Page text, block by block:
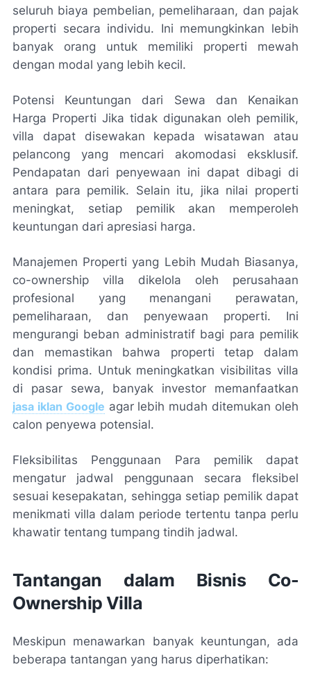
seluruh biaya pembelian, pemeliharaan, dan pajak
properti secara individu. Ini memungkinkan lebih
banyak orang untuk memiliki properti mewah
dengan modal yang lebih kecil.
Potensi Keuntungan dari Sewa dan Kenaikan
Harga Properti Jika tidak digunakan oleh pemilik,
villa dapat disewakan kepada wisatawan atau
pelancong yang mencari akomodasi eksklusif.
Pendapatan dari penyewaan ini dapat dibagi di
antara para pemilik. Selain itu, jika nilai properti
meningkat, setiap pemilik akan memperoleh
keuntungan dari apresiasi harga.
Manajemen Properti yang Lebih Mudah Biasanya,
co-ownership villa dikelola oleh perusahaan
profesional yang menangani perawatan,
pemeliharaan, dan penyewaan properti. Ini
mengurangi beban administratif bagi para pemilik
dan memastikan bahwa properti tetap dalam
kondisi prima. Untuk meningkatkan visibilitas villa
di pasar sewa, banyak investor memanfaatkan
jasa iklan Google agar lebih mudah ditemukan oleh
calon penyewa potensial.
Fleksibilitas Penggunaan Para pemilik dapat
mengatur jadwal penggunaan secara fleksibel
sesuai kesepakatan, sehingga setiap pemilik dapat
menikmati villa dalam periode tertentu tanpa perlu
khawatir tentang tumpang tindih jadwal.
Tantangan dalam Bisnis Co-
Ownership Villa
Meskipun menawarkan banyak keuntungan, ada
beberapa tantangan yang harus diperhatikan: